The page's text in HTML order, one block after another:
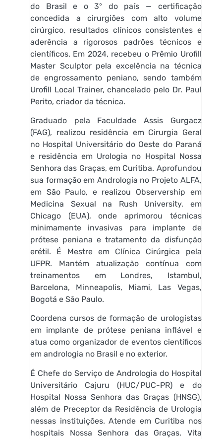
do Brasil e o 3º do país — certificação
concedida a cirurgiões com alto volume
cirúrgico, resultados clínicos consistentes e
aderência a rigorosos padrões técnicos e
científicos. Em 2024, recebeu o Prêmio Urofill
Master Sculptor pela excelência na técnica
de engrossamento peniano, sendo também
Urofill Local Trainer, chancelado pelo Dr. Paul
Perito, criador da técnica.
Graduado pela Faculdade Assis Gurgacz
(FAG), realizou residência em Cirurgia Geral
no Hospital Universitário do Oeste do Paraná
e residência em Urologia no Hospital Nossa
Senhora das Graças, em Curitiba. Aprofundou
sua formação em Andrologia no Projeto ALFA,
em São Paulo, e realizou Observership em
Medicina Sexual na Rush University, em
Chicago (EUA), onde aprimorou técnicas
minimamente invasivas para implante de
prótese peniana e tratamento da disfunção
erétil. É Mestre em Clínica Cirúrgica pela
UFPR. Mantém atualização contínua com
treinamentos em Londres, Istambul,
Barcelona, Minneapolis, Miami, Las Vegas,
Bogotá e São Paulo.
Coordena cursos de formação de urologistas
em implante de prótese peniana inflável e
atua como organizador de eventos científicos
em andrologia no Brasil e no exterior.
É Chefe do Serviço de Andrologia do Hospital
Universitário Cajuru (HUC/PUC-PR) e do
Hospital Nossa Senhora das Graças (HNSG),
além de Preceptor da Residência de Urologia
nessas instituições. Atende em Curitiba nos
hospitais Nossa Senhora das Graças, Vita